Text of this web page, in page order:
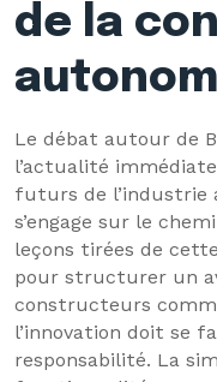
de la
Le débat autour de
l’actualité
futurs de l’industrie
s’engage sur le
leçons tirées de
pour structurer un
constructeurs
l’innovation doit se
responsabilité. La